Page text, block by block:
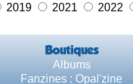
2019 2021 2022
Boutiques
Albums
Fanzines : Opal'zine